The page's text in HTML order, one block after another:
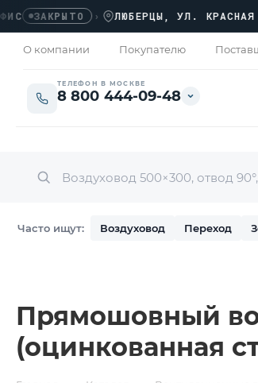
ЗАКРЫТО › ЛЮБЕРЦЫ, УЛ. КРАСНАЯ 1›
О компании Покупателю
ТЕЛЕФОН В МОСКВЕ
8 800 444-09-48
Часто ищут: Воздуховод Переход
Прямошовный
(оцинкованная